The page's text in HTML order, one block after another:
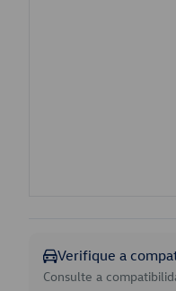
Verifique a
Consulte a